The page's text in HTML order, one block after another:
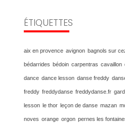
ÉTIQUETTES
aix en provence avignon bagnols sur
bédarrides bédoin carpentras cavaillon
dance dance lesson danse freddy
freddy freddydanse freddydanse.fr gard
lesson le thor leçon de danse mazan
noves orange orgon pernes les